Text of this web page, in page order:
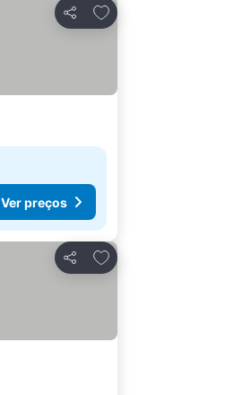
Partilhar
Adicionar aos favoritos
Ver preços
Partilhar
Adicionar aos favoritos